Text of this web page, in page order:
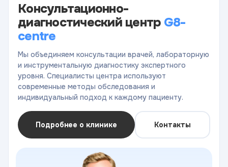
Консультационно-
диагностический центр G8-
centre
Мы объединяем консультации врачей, лабораторную
и инструментальную диагностику экспертного
уровня. Специалисты центра используют
современные методы обследования и
индивидуальный подход к каждому пациенту.
Подробнее о клинике Контакты